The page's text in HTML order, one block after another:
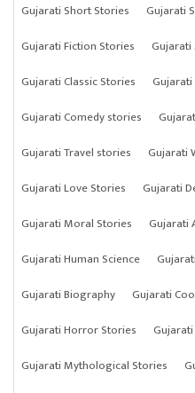
Gujarati Short Stories
Gujarati
Gujarati Fiction Stories
Gujarati Classic Stories
Gujarati Comedy stories
Gujarati Travel stories
Gujarati
Gujarati Love Stories
Gujarati
Gujarati Moral Stories
Gujarati
Gujarati Human Science
Gujarati Biography
Gujarati
Gujarati Horror Stories
Gujarati
Gujarati Mythological Stories